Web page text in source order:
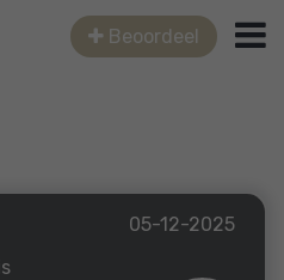
Beoordeel
05-12-2025